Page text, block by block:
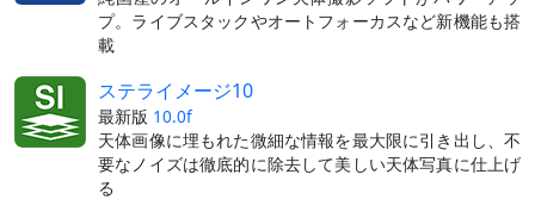
プ。ライブスタックやオートフォーカスなど新機能も搭
載
ステライメージ10
最新版 10.0f
天体画像に埋もれた微細な情報を最大限に引き出し、不
要なノイズは徹底的に除去して美しい天体写真に仕上げ
る